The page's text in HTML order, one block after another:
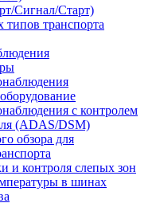
Сигнал/Старт)
типов транспорта
с контролем
(ADAS/DSM)
обзора для
и контроля слепых зон
в шинах